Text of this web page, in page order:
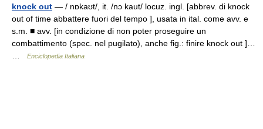
knock out — / nɒkaʊt/, it. /nɔ kaut/ locuz. ingl. [abbrev. di knock
out of time abbattere fuori del tempo ], usata in ital. come avv. e
s.m. ■ avv. [in condizione di non poter proseguire un
combattimento (spec. nel pugilato), anche fig.: finire knock out ]…
Enciclopedia Italiana